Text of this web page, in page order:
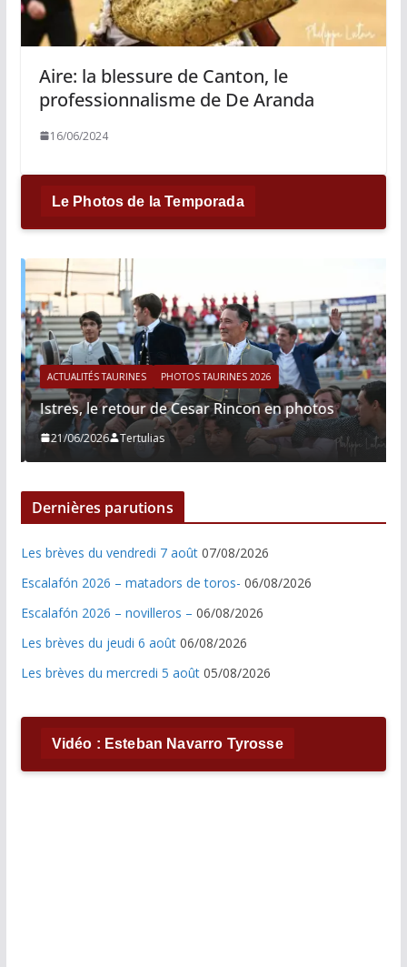
Aire: la blessure de Canton, le
professionnalisme de De Aranda
16/06/2024
Le Photos de la Temporada
ACTUALITÉS TAURINES PHOTOS TAURINES 2026
Istres, le retour de Cesar Rincon en photos
21/06/2026 Tertulias
Dernières parutions
Les brèves du vendredi 7 août 07/08/2026
Escalafón 2026 – matadors de toros- 06/08/2026
Escalafón 2026 – novilleros – 06/08/2026
Les brèves du jeudi 6 août 06/08/2026
Les brèves du mercredi 5 août 05/08/2026
Vidéo : Esteban Navarro Tyrosse